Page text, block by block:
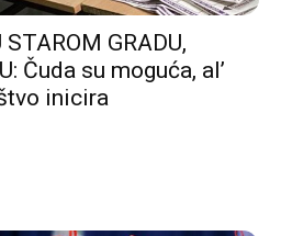
GRADU,
Čuda su moguća, al’
inicira